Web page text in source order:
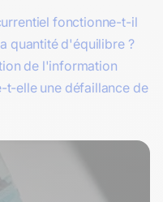
fonctionne-t-il
quantité d'équilibre ?
de l'information
t-elle une défaillance de